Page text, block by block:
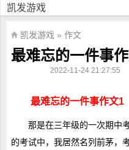
凯发游戏
凯发游戏 » 作文
最难忘的一件事
2022-11-24 21:27:55
最难忘的一件事作文1
那是在三年级的一次期中
的考试中，我居然名列前茅，